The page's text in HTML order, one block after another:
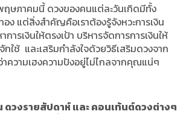
ษภาคมนี้ ดวงของคนแต่ละวันเกิดมีทั้ง
อง แต่สิ่งสำคัญคือเราต้องรู้จังหวะการเงิน
ารเงินให้ตรงเป้า บริหารจัดการการเงินให้
กใช้ และเสริมกำลังใจด้วยวิธีเสริมดวงจาก
าความเฮงความปังอยู่ไม่ไกลจากคุณแน่ๆ
ดวงรายสัปดาห์ และ คอนเท้นต์ดวงต่างๆ